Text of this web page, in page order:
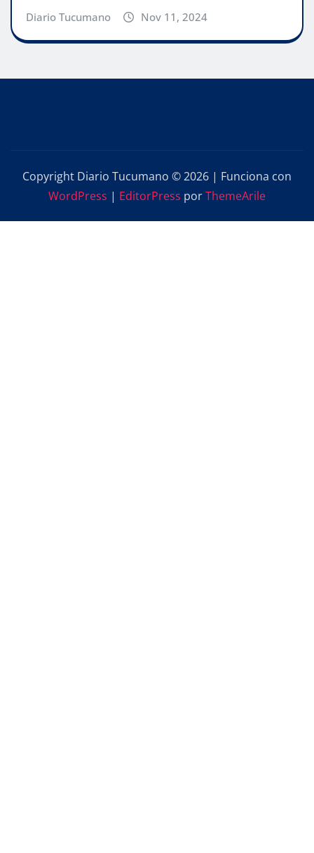
Diario Tucumano Nov 11, 2024
Copyright Diario Tucumano © 2026 | Funciona con
WordPress | EditorPress porThemeArile